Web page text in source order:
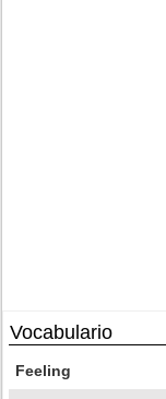
Vocabulario
Feeling